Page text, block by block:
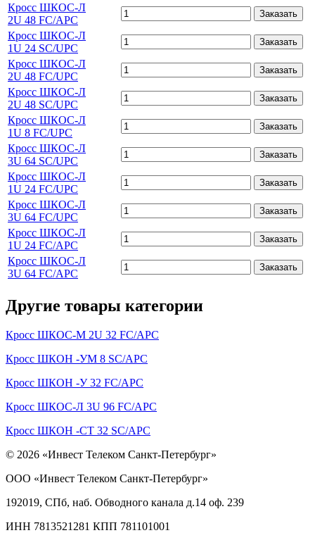
Кросс ШКОС-Л
2U 48 FC/APC
Заказать
Кросс ШКОС-Л
1U 24 SC/UPC
Заказать
Кросс ШКОС-Л
2U 48 FC/UPC
Заказать
Кросс ШКОС-Л
2U 48 SC/UPC
Заказать
Кросс ШКОС-Л
1U 8 FC/UPC
Заказать
Кросс ШКОС-Л
3U 64 SC/UPC
Заказать
Кросс ШКОС-Л
1U 24 FC/UPC
Заказать
Кросс ШКОС-Л
3U 64 FC/UPC
Заказать
Кросс ШКОС-Л
1U 24 FC/APC
Заказать
Кросс ШКОС-Л
3U 64 FC/APC
Заказать
Другие товары категории
Кросс ШКОС-М 2U 32 FC/APC
Кросс ШКОН -УМ 8 SC/APC
Кросс ШКОН -У 32 FC/APC
Кросс ШКОС-Л 3U 96 FC/APC
Кросс ШКОН -СТ 32 SC/APC
© 2026 «Инвест Телеком Санкт-Петербург»
ООО «Инвест Телеком Санкт-Петербург»
192019, СПб, наб. Обводного канала д.14 оф. 239
ИНН 7813521281 КПП 781101001